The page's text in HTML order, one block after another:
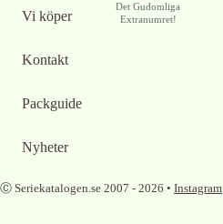
Vi köper
Kontakt
Packguide
Nyheter
Det Gudomliga
Extranumret!
Ⓒ Seriekatalogen.se 2007 - 2026 • Instagram